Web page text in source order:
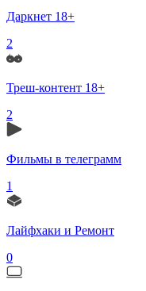
Даркнет 18+
2
Треш-контент 18+
2
Фильмы в телеграмм
1
Лайфхаки и Ремонт
0